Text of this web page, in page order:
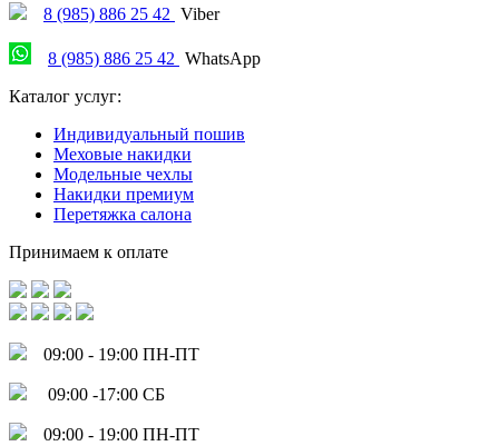
8 (985) 886 25 42 Viber
8 (985) 886 25 42 WhatsApp
Каталог услуг:
Индивидуальный пошив
Меховые накидки
Модельные чехлы
Накидки премиум
Перетяжка салона
Принимаем к оплате
09:00 - 19:00 ПН-ПТ
09:00 -17:00 СБ
09:00 - 19:00 ПН-ПТ